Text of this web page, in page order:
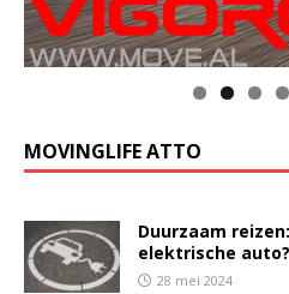
MOVINGLIFE ATTO
Duurzaam
elektrische auto?
28 mei 2024